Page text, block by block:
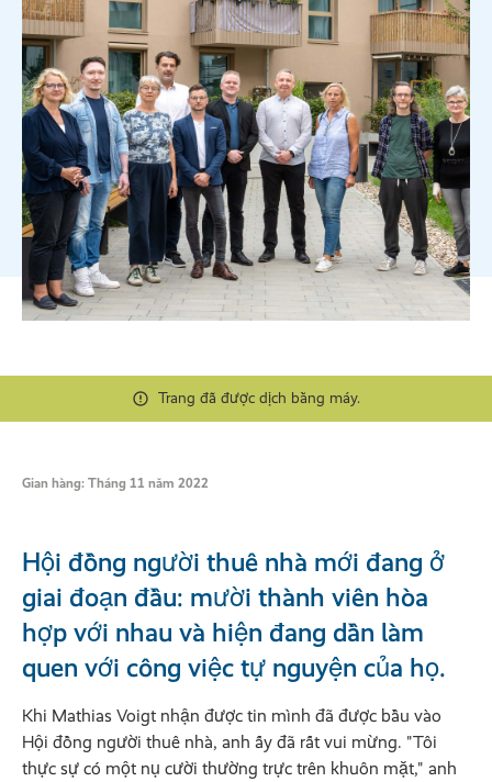
Trang đã được dịch bằng máy.
Gian hàng: Tháng 11 năm 2022
Hội đồng người thuê nhà mới đang ở
giai đoạn đầu: mười thành viên hòa
hợp với nhau và hiện đang dần làm
quen với công việc tự nguyện của họ.
Khi Mathias Voigt nhận được tin mình đã được bầu vào
Hội đồng người thuê nhà, anh ấy đã rất vui mừng. "Tôi
thực sự có một nụ cười thường trực trên khuôn mặt," anh